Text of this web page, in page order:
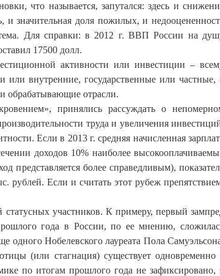
что называется, запутался: здесь и
и значительная доля пожилых, и
Для справки: в 2012 г. ВВП России на
17500 долл.
активности или инвестиции –
или внутренние, государственные или частные,
обрабатывающие отрасли.
принялись рассуждать о
труда и увеличения
Если в 2013 г. средняя начисленная
доходов 10% наиболее
представляется более справедливым),
Если и считать этот рубеж
статусных участников. К примеру, первый
года в России, по ее мнению,
одного Нобелевского лауреата Пола
(или стагнация) существует одновременно
по итогам прошлого года не зафиксировано,